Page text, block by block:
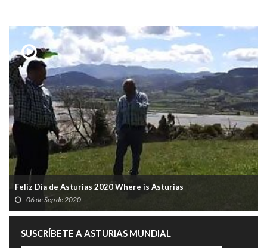
Feliz Día de Asturias 2020 Where is Asturias
06 de Sep de 2020
SUSCRÍBETE A ASTURIAS MUNDIAL